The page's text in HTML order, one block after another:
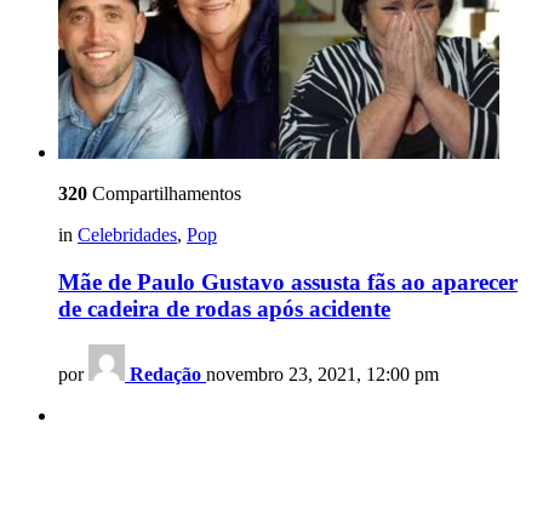
320 Compartilhamentos
in Celebridades, Pop
Mãe de Paulo Gustavo assusta fãs ao aparecer
de cadeira de rodas após acidente
por Redação novembro 23, 2021, 12:00 pm